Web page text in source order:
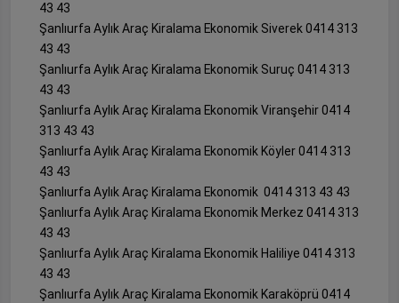
43 43
Şanlıurfa Aylık Araç Kiralama Ekonomik Siverek 0414 313
43 43
Şanlıurfa Aylık Araç Kiralama Ekonomik Suruç 0414 313
43 43
Şanlıurfa Aylık Araç Kiralama Ekonomik Viranşehir 0414
313 43 43
Şanlıurfa Aylık Araç Kiralama Ekonomik Köyler 0414 313
43 43
Şanlıurfa Aylık Araç Kiralama Ekonomik 0414 313 43 43
Şanlıurfa Aylık Araç Kiralama Ekonomik Merkez 0414 313
43 43
Şanlıurfa Aylık Araç Kiralama Ekonomik Haliliye 0414 313
43 43
Şanlıurfa Aylık Araç Kiralama Ekonomik Karaköprü 0414